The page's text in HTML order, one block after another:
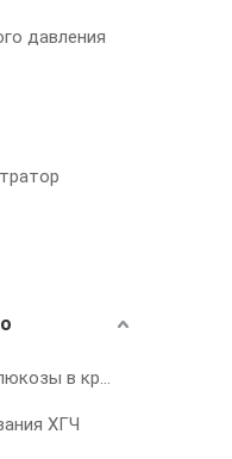
давления
Измеритель уровня глюкозы в крови
ХГЧ